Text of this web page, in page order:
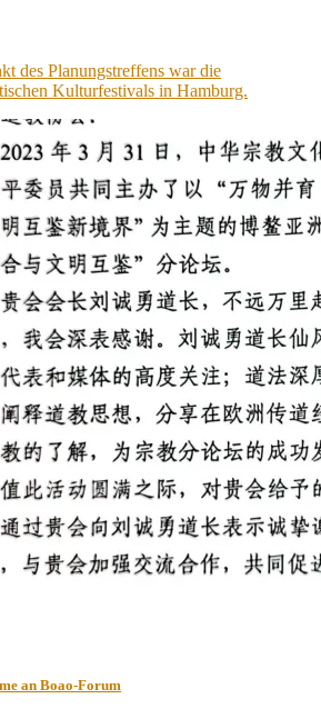
des Planungstreffens war die
Kulturfestivals in Hamburg.
an Boao-Forum